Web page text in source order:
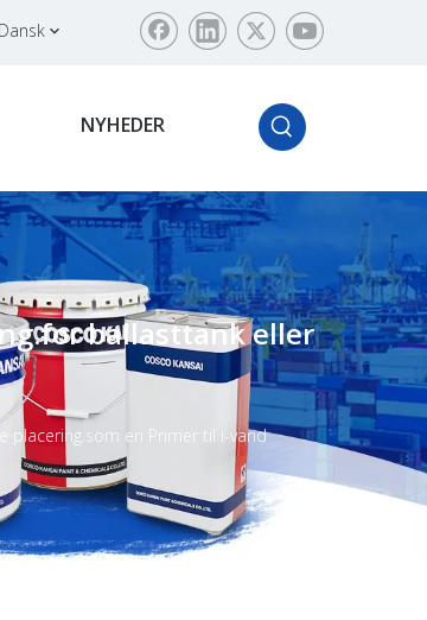
Dansk
NYHEDER
ballasttank eller
en Primer til i-vand